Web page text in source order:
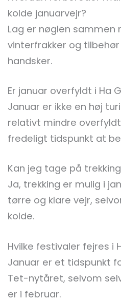
kolde januarvejr?
Lag er nøglen
vinterfrakker og
handsker.
Er januar overfyldt i Ha
Januar er ikke en høj
relativt mindre
fredeligt tidspunkt at
Kan jeg tage på
Ja, trekking er mulig i
tørre og klare vejr,
kolde.
Hvilke festivaler fejres i
Januar er et tidspunkt
Tet-nytåret, selvom
er i februar.